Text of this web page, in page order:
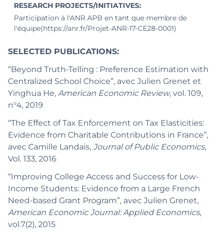
RESEARCH PROJECTS/INITIATIVES:
Participation à l'ANR APB en tant que membre de
l'équipe(https://anr.fr/Projet-ANR-17-CE28-0001)
SELECTED PUBLICATIONS:
“Beyond Truth-Telling : Preference Estimation with
Centralized School Choice”, avec Julien Grenet et
Yinghua He, American Economic Review, vol. 109,
n°4, 2019
“The Effect of Tax Enforcement on Tax Elasticities:
Evidence from Charitable Contributions in France”,
avec Camille Landais, Journal of Public Economics,
Vol. 133, 2016
“Improving College Access and Success for Low-
Income Students: Evidence from a Large French
Need-based Grant Program”, avec Julien Grenet,
American Economic Journal: Applied Economics,
vol.7(2), 2015